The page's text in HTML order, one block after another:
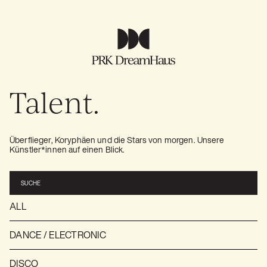
Talent.
Überflieger, Koryphäen und die Stars von morgen. Unsere
Künstler*innen auf einen Blick.
ALL
DANCE / ELECTRONIC
DISCO